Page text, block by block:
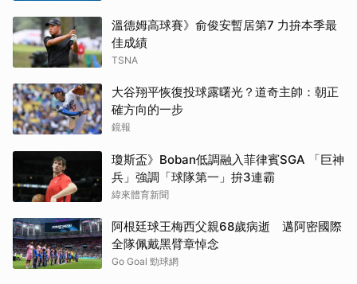
溫德姆高球賽》俞俊安暫居第7 力拚本季最
佳成績
TSNA
大谷翔平恢復投球露曙光？道奇主帥：朝正
確方向的一步
鏡報
瓊斯盃》Boban低調融入菲律賓SGA 「巨神
兵」強調「球隊第一」拚3連霸
緯來體育新聞
阿根廷球王梅西父親68歲病逝 邁阿密國際
全隊佩戴黑臂章悼念
Go Goal 勁球網